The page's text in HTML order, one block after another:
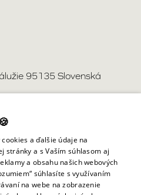
95135 Slovenská
a ďalšie údaje na
stránky a s Vaším súhlasom aj
a obsahu našich webových
súhlasíte s využívaním
na webe na zobrazenie